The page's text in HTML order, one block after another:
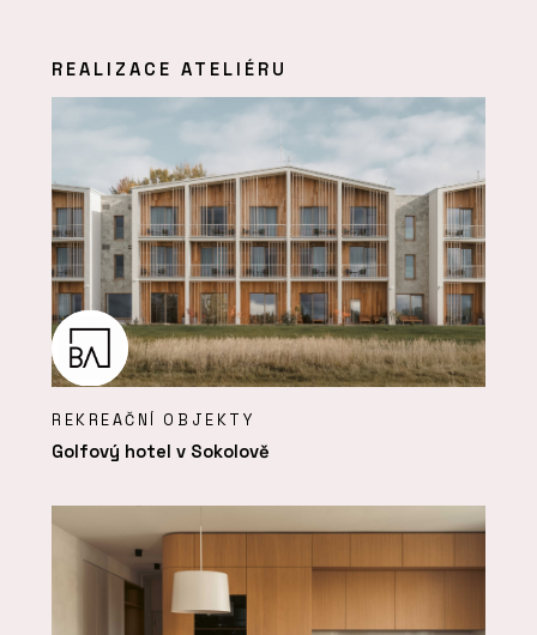
REALIZACE ATELIÉRU
REKREAČNÍ OBJEKTY
Golfový hotel v Sokolově